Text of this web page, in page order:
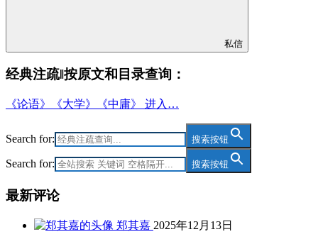
私信
经典注疏‖按原文和目录查询：
《论语》《大学》《中庸》 进入…
Search for: 搜索按钮
Search for: 搜索按钮
最新评论
郑其嘉 2025年12月13日